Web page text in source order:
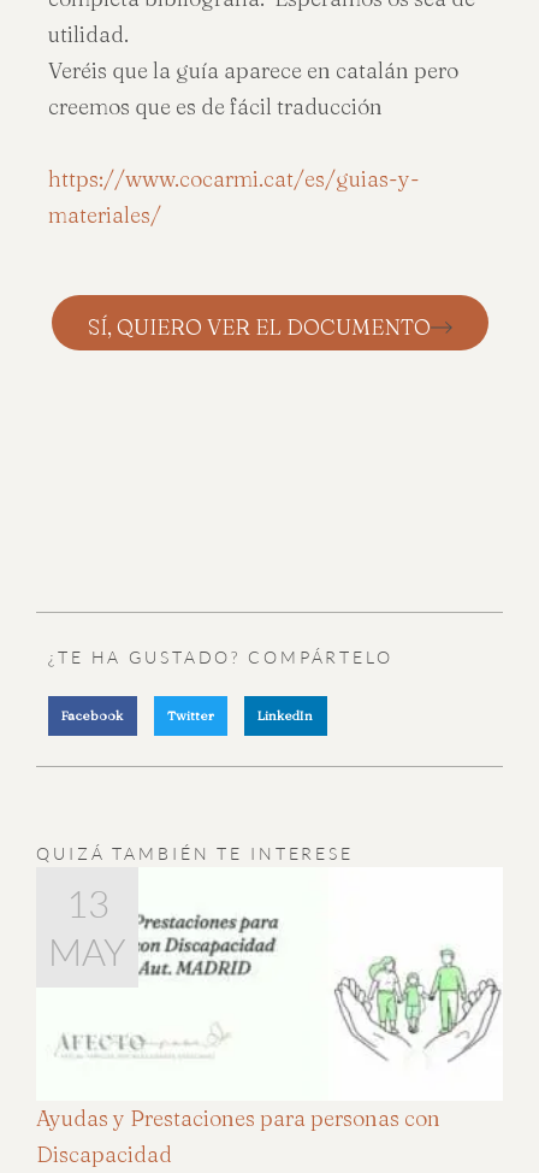
utilidad.
Veréis que la guía aparece en catalán pero
creemos que es de fácil traducción
https://www.cocarmi.cat/es/guias-y-
materiales/
SÍ, QUIERO VER EL DOCUMENTO
¿TE HA GUSTADO? COMPÁRTELO
Facebook Twitter LinkedIn
QUIZÁ TAMBIÉN TE INTERESE
Ayudas y Prestaciones para personas con
Discapacidad
24
FEB
10
DIC
15
MAY
17
NOV
28
SEP
13
MAY